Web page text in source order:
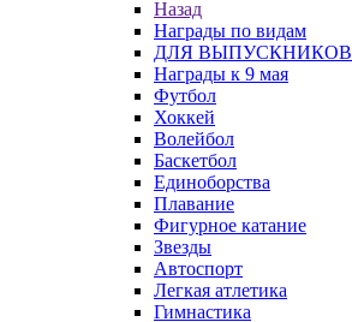
Назад
Награды по видам
ДЛЯ ВЫПУСКНИКОВ
Награды к 9 мая
Футбол
Хоккей
Волейбол
Баскетбол
Единоборства
Плавание
Фигурное катание
Звезды
Автоспорт
Легкая атлетика
Гимнастика